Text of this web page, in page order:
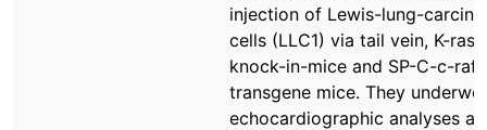
injection of Lewis-lung-
cells (LLC1) via tail vein, K-
knock-in-mice and SP-C-c-
transgene mice. They
echocardiographic analyses